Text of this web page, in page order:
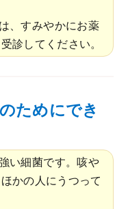
、すみやかにお薬
診してください。
ためにでき
い細菌です。咳や
かの人にうつって